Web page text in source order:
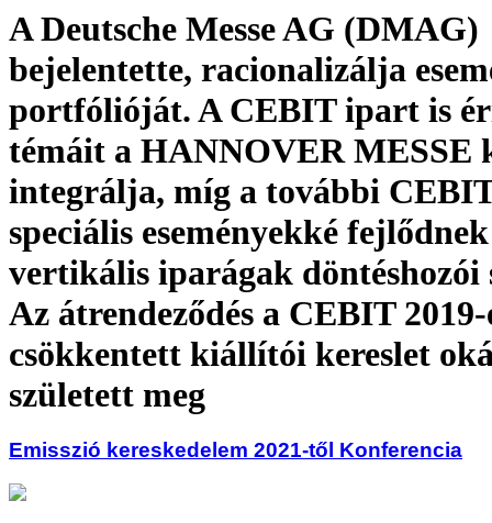
A Deutsche Messe AG (DMAG)
bejelentette, racionalizálja
portfólióját. A CEBIT ipart is
témáit a HANNOVER MESSE
integrálja, míg a további
speciális eseményekké
vertikális iparágak döntéshozói
Az átrendeződés a CEBIT 2019-
csökkentett kiállítói kereslet
született meg
Emisszió kereskedelem 2021-től Konferencia